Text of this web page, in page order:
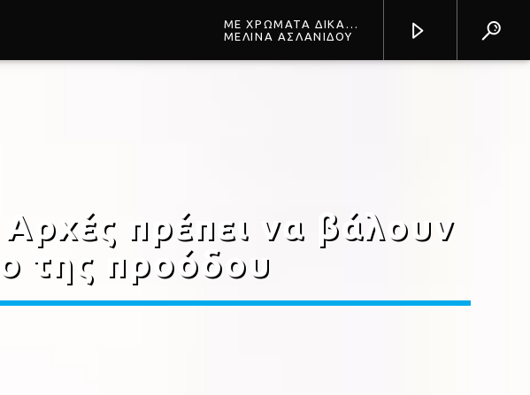
ΜΕ ΧΡΩΜΑΤΑ ΔΙΚΑ
ΣΟΥ
ΜΕΛΙΝΑ ΑΣΛΑΝΙΔΟΥ
Αρχές πρέπει να βάλουν
της προόδου